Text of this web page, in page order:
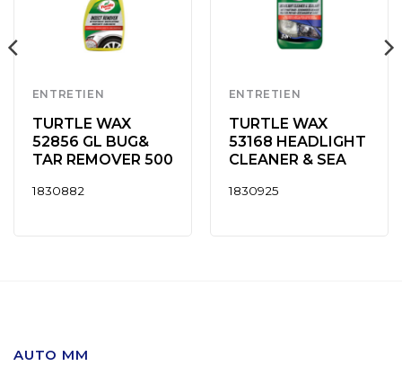
ENTRETIEN
TURTLE WAX
52856 GL BUG&
TAR REMOVER 500
1830882
ENTRETIEN
TURTLE WAX
53168 HEADLIGHT
CLEANER & SEA
1830925
AUTO MM